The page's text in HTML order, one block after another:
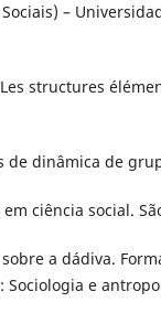
–
Les structures
de dinâmica de
em ciência social.
a dádiva.
Sociologia e